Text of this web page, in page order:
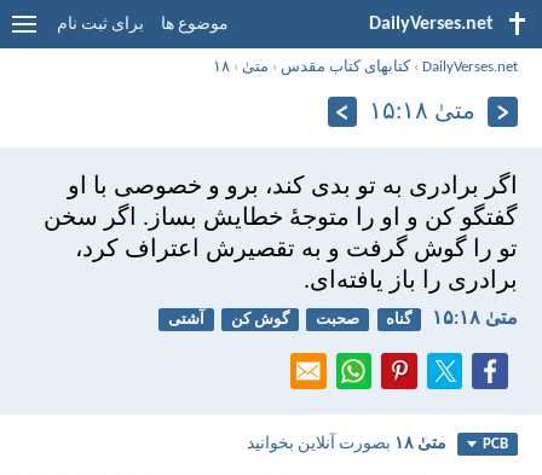
DailyVerses.net موضوع ها برای ثبت نام
DailyVerses.net
›کتابهای کتاب مقدس › متی‌ٰ ›۱۸
متی‌ٰ ۱۸:‏۱۵
اگر برادری به تو بدی كند، برو و خصوصی با او
گفتگو كن و او را متوجهٔ خطايش بساز. اگر سخن
تو را گوش گرفت و به تقصيرش اعتراف كرد،
برادری را باز يافته‌ای.
متی‌ٰ ۱۸:‏۱۵ گناه صحبت گوش کن آشتی
PCB متی‌ٰ ۱۸ بصورت آنلاین بخوانید